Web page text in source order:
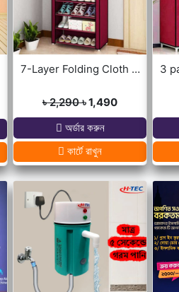
7-Layer Folding Cloth Shoe Rack
৳ 2,290৳ 1,490
অর্ডার করুন
কার্টে রাখুন